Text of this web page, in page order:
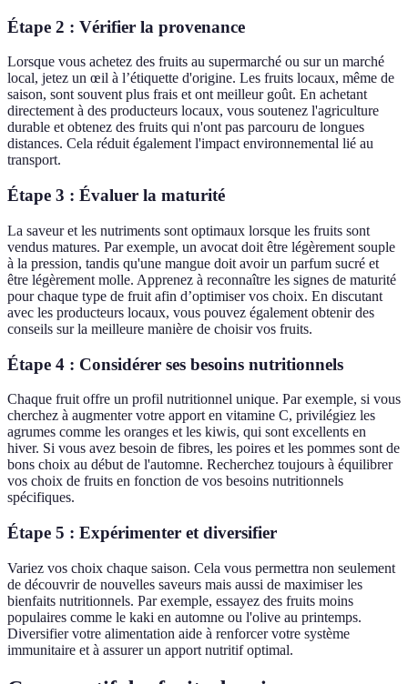
Étape 2 : Vérifier la provenance
Lorsque vous achetez des fruits au supermarché ou sur un marché
local, jetez un œil à l’étiquette d'origine. Les fruits locaux, même de
saison, sont souvent plus frais et ont meilleur goût. En achetant
directement à des producteurs locaux, vous soutenez l'agriculture
durable et obtenez des fruits qui n'ont pas parcouru de longues
distances. Cela réduit également l'impact environnemental lié au
transport.
Étape 3 : Évaluer la maturité
La saveur et les nutriments sont optimaux lorsque les fruits sont
vendus matures. Par exemple, un avocat doit être légèrement souple
à la pression, tandis qu'une mangue doit avoir un parfum sucré et
être légèrement molle. Apprenez à reconnaître les signes de maturité
pour chaque type de fruit afin d’optimiser vos choix. En discutant
avec les producteurs locaux, vous pouvez également obtenir des
conseils sur la meilleure manière de choisir vos fruits.
Étape 4 : Considérer ses besoins nutritionnels
Chaque fruit offre un profil nutritionnel unique. Par exemple, si vous
cherchez à augmenter votre apport en vitamine C, privilégiez les
agrumes comme les oranges et les kiwis, qui sont excellents en
hiver. Si vous avez besoin de fibres, les poires et les pommes sont de
bons choix au début de l'automne. Recherchez toujours à équilibrer
vos choix de fruits en fonction de vos besoins nutritionnels
spécifiques.
Étape 5 : Expérimenter et diversifier
Variez vos choix chaque saison. Cela vous permettra non seulement
de découvrir de nouvelles saveurs mais aussi de maximiser les
bienfaits nutritionnels. Par exemple, essayez des fruits moins
populaires comme le kaki en automne ou l'olive au printemps.
Diversifier votre alimentation aide à renforcer votre système
immunitaire et à assurer un apport nutritif optimal.